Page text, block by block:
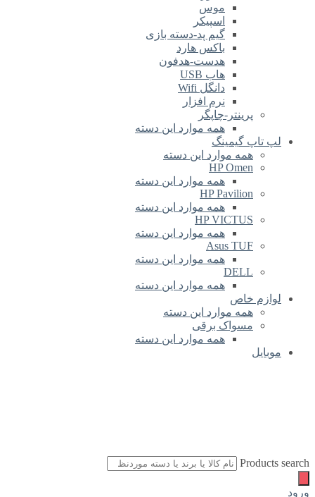
موس
اسپیکر
گیم پد-دسته بازی
باکس هارد
هدست-هدفون
هاب USB
دانگل Wifi
نرم افزار
پرینتر-چاپگر
همه موارد این دسته
لپ تاپ گیمینگ
همه موارد این دسته
HP Omen
همه موارد این دسته
HP Pavilion
همه موارد این دسته
HP VICTUS
همه موارد این دسته
Asus TUF
همه موارد این دسته
DELL
همه موارد این دسته
لوازم خاص
همه موارد این دسته
مسواک برقی
همه موارد این دسته
موبایل
Products search
ورود